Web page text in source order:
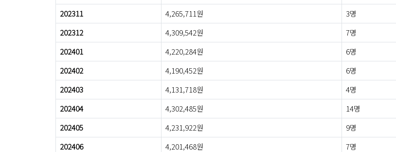
202311
4,265,711원 3명
202312
4,309,542원 7명
202401
4,220,284원 6명
202402
4,190,452원 6명
202403
4,131,718원 4명
202404
4,302,485원 14명
202405
4,231,922원 9명
202406
4,201,468원 7명